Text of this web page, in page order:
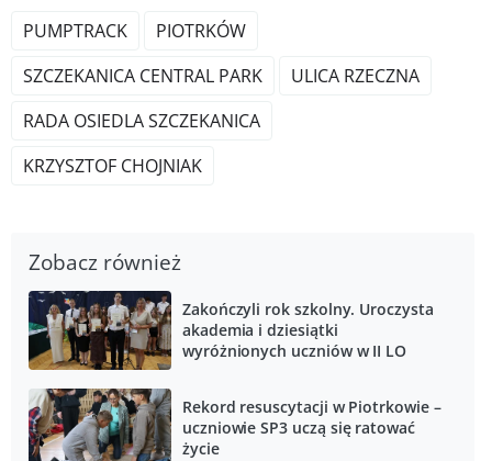
PUMPTRACK
PIOTRKÓW
SZCZEKANICA CENTRAL PARK
ULICA RZECZNA
RADA OSIEDLA SZCZEKANICA
KRZYSZTOF CHOJNIAK
Zobacz również
Zakończyli rok szkolny. Uroczysta
akademia i dziesiątki
wyróżnionych uczniów w II LO
Rekord resuscytacji w Piotrkowie –
uczniowie SP3 uczą się ratować
życie